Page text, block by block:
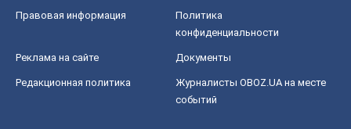
Правовая информация
Политика
конфиденциальности
Реклама на сайте Документы
Редакционная политика
Журналисты OBOZ.UA на месте
событий